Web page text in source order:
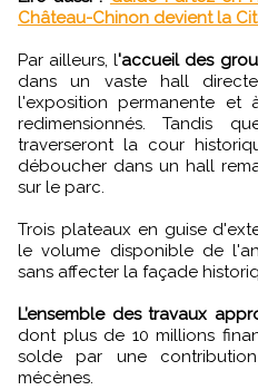
Château-Chinon devient la
Par ailleurs, l'accueil des
dans un vaste hall
l'exposition permanente et
redimensionnés. Tandis
traverseront la cour
déboucher dans un hall
sur le parc.
Trois plateaux en guise
le volume disponible de
sans affecter la façade
L’ensemble des travaux
dont plus de 10 millions
solde par une
mécènes.